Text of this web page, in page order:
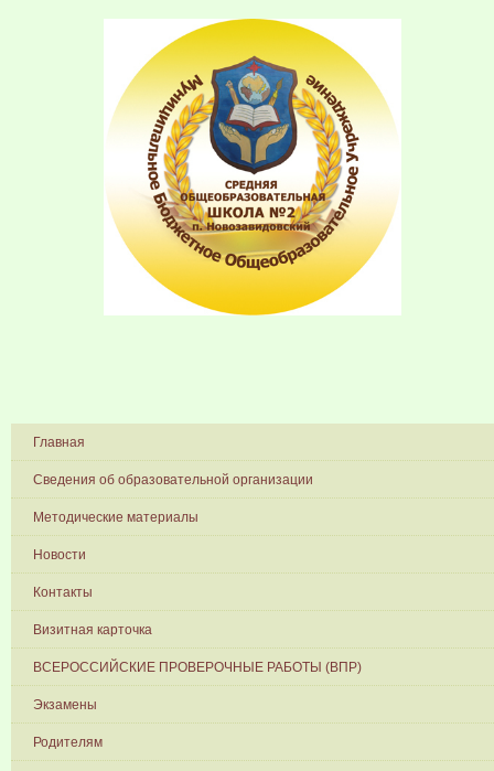
Главная
Сведения об образовательной организации
Методические материалы
Новости
Контакты
Визитная карточка
ВСЕРОССИЙСКИЕ ПРОВЕРОЧНЫЕ РАБОТЫ (ВПР)
Экзамены
Родителям